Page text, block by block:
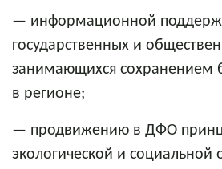
— информационной
государственных и
занимающихся сохранением
в регионе;
— продвижению в ДФО
экологической и социальной